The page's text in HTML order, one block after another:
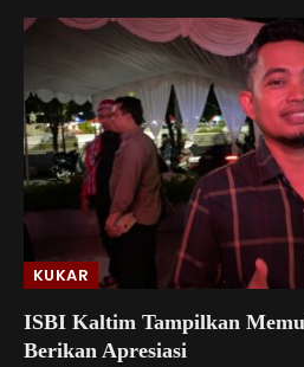
KUKAR
ISBI Kaltim Tampilkan
Berikan Apresiasi